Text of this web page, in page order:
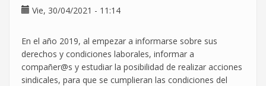
Vie, 30/04/2021 - 11:14
En el año 2019, al empezar a informarse sobre sus
derechos y condiciones laborales, informar a
compañer@s y estudiar la posibilidad de realizar acciones
sindicales, para que se cumplieran las condiciones del